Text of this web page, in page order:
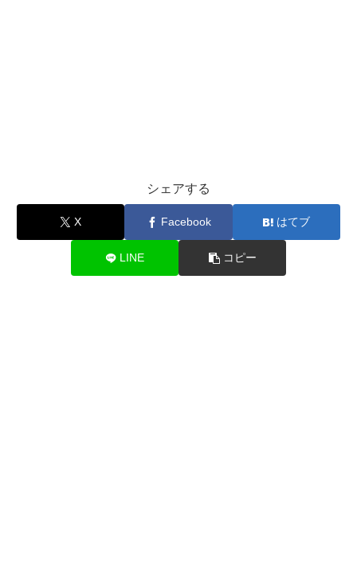
シェアする
X Facebook はてブ
LINE コピー